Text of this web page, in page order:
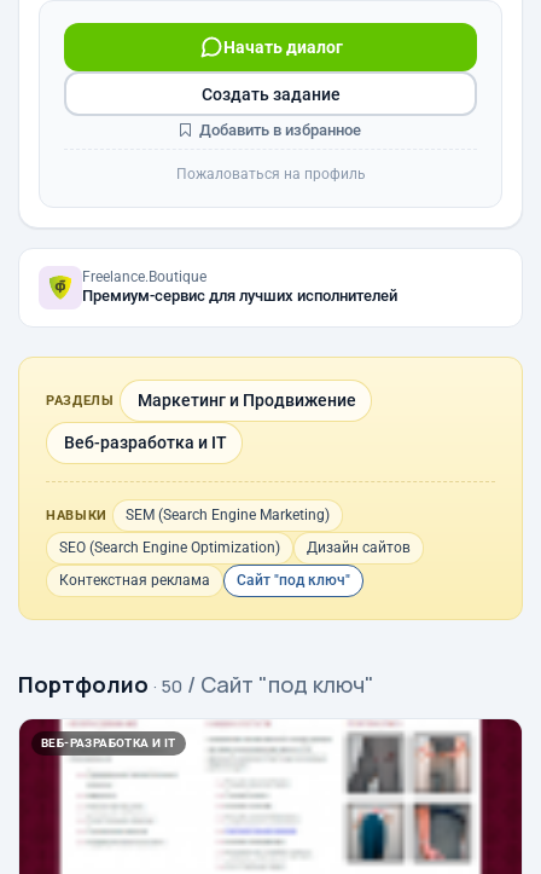
Начать диалог
Создать задание
Добавить в избранное
Пожаловаться на профиль
Freelance.Boutique
Премиум-сервис для лучших исполнителей
РАЗДЕЛЫ Маркетинг и Продвижение
Веб-разработка и IT
НАВЫКИ
SEM (Search Engine Marketing)
SEO (Search Engine Optimization)
Дизайн сайтов
Контекстная реклама
Сайт "под ключ"
Портфолио · 50 / Сайт "под ключ"
ВЕБ-РАЗРАБОТКА И IT